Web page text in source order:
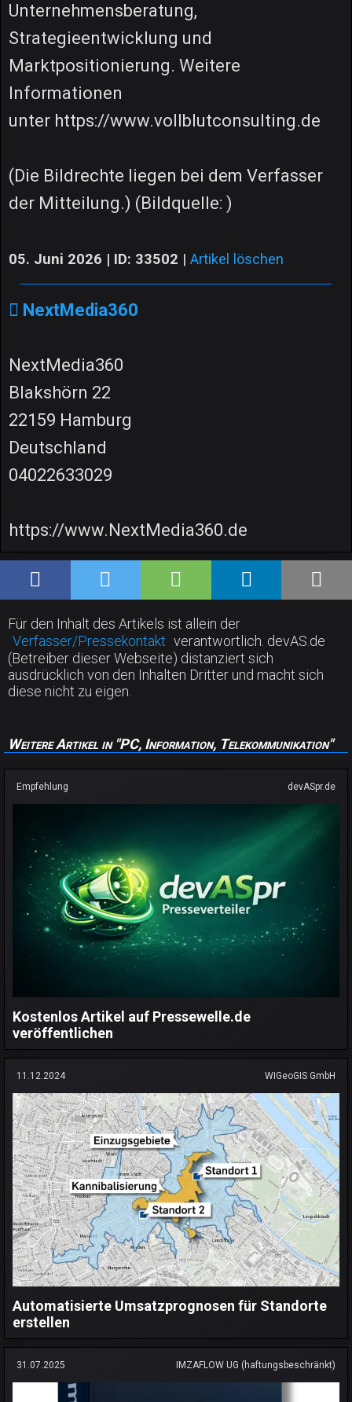
Unternehmensberatung,
Strategieentwicklung und
Marktpositionierung. Weitere
Informationen
unter https://www.vollblutconsulting.de
(Die Bildrechte liegen bei dem Verfasser
der Mitteilung.) (Bildquelle: )
05. Juni 2026 | ID: 33502 | Artikel löschen
NextMedia360
NextMedia360
Blakshörn 22
22159 Hamburg
Deutschland
04022633029
https://www.NextMedia360.de
Für den Inhalt des Artikels ist allein der
Verfasser/Pressekontakt verantwortlich. devAS.de
(Betreiber dieser Webseite) distanziert sich
ausdrücklich von den Inhalten Dritter und macht sich
diese nicht zu eigen.
Weitere Artikel in "PC, Information, Telekommunikation"
Empfehlung devASpr.de
Kostenlos Artikel auf Pressewelle.de
veröffentlichen
11.12.2024 WIGeoGIS GmbH
Automatisierte Umsatzprognosen für Standorte
erstellen
31.07.2025 IMZAFLOW UG (haftungsbeschränkt)